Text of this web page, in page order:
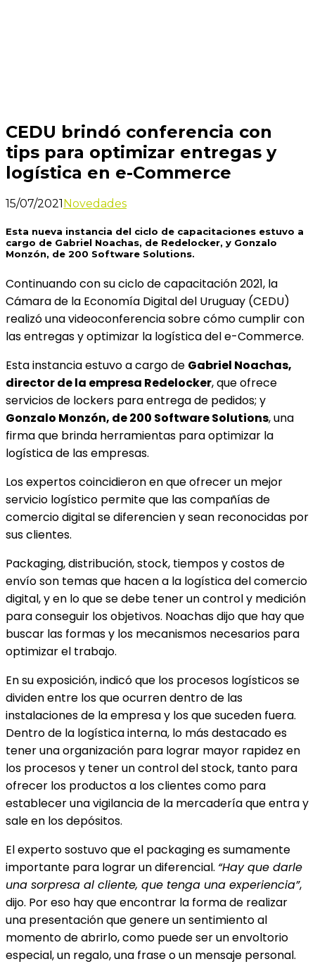
CEDU brindó conferencia con
tips para optimizar entregas y
logística en e-Commerce
15/07/2021Novedades
Esta nueva instancia del ciclo de capacitaciones estuvo a
cargo de Gabriel Noachas, de Redelocker, y Gonzalo
Monzón, de 200 Software Solutions.
Continuando con su ciclo de capacitación 2021, la
Cámara de la Economía Digital del Uruguay (CEDU)
realizó una videoconferencia sobre cómo cumplir con
las entregas y optimizar la logística del e-Commerce.
Esta instancia estuvo a cargo de Gabriel Noachas,
director de la empresa Redelocker, que ofrece
servicios de lockers para entrega de pedidos; y
Gonzalo Monzón, de 200 Software Solutions, una
firma que brinda herramientas para optimizar la
logística de las empresas.
Los expertos coincidieron en que ofrecer un mejor
servicio logístico permite que las compañías de
comercio digital se diferencien y sean reconocidas por
sus clientes.
Packaging, distribución, stock, tiempos y costos de
envío son temas que hacen a la logística del comercio
digital, y en lo que se debe tener un control y medición
para conseguir los objetivos. Noachas dijo que hay que
buscar las formas y los mecanismos necesarios para
optimizar el trabajo.
En su exposición, indicó que los procesos logísticos se
dividen entre los que ocurren dentro de las
instalaciones de la empresa y los que suceden fuera.
Dentro de la logística interna, lo más destacado es
tener una organización para lograr mayor rapidez en
los procesos y tener un control del stock, tanto para
ofrecer los productos a los clientes como para
establecer una vigilancia de la mercadería que entra y
sale en los depósitos.
El experto sostuvo que el packaging es sumamente
importante para lograr un diferencial. “Hay que darle
una sorpresa al cliente, que tenga una experiencia”,
dijo. Por eso hay que encontrar la forma de realizar
una presentación que genere un sentimiento al
momento de abrirlo, como puede ser un envoltorio
especial, un regalo, una frase o un mensaje personal.